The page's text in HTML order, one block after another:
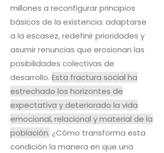
millones a reconfigurar principios
básicos de la existencia: adaptarse
a la escasez, redefinir prioridades y
asumir renuncias que erosionan las
posibilidades colectivas de
desarrollo. Esta fractura social ha
estrechado los horizontes de
expectativa y deteriorado la vida
emocional, relacional y material de la
población. ¿Cómo transforma esta
condición la manera en que una